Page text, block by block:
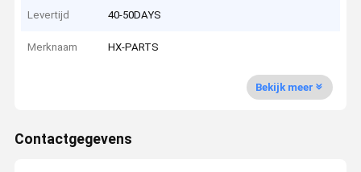
Levertijd 40-50DAYS
Merknaam HX-PARTS
Bekijk meer
Contactgegevens